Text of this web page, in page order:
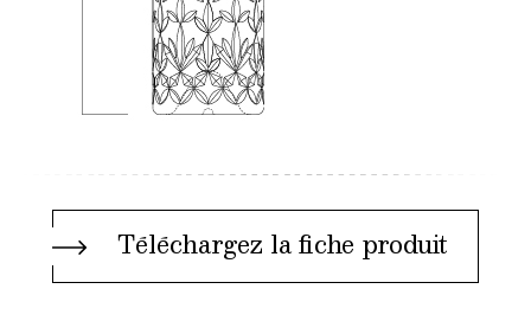
Téléchargez la fiche produit